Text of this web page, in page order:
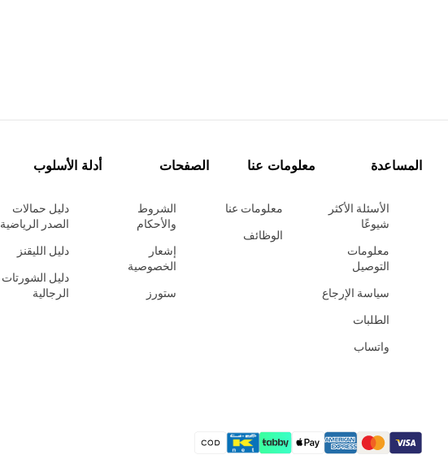
المساعدة
الأسئلة الأكثر
شيوعًا
معلومات
التوصيل
سياسة الإرجاع
الطلبات
واتساب
معلومات عنا
معلومات عنا
الوظائف
الصفحات
الشروط
والأحكام
إشعار
الخصوصية
ستورز
أدلة الأسلوب
دليل حمالات
الصدر الرياضية
دليل الليقنز
دليل الشورتات
الرجالية